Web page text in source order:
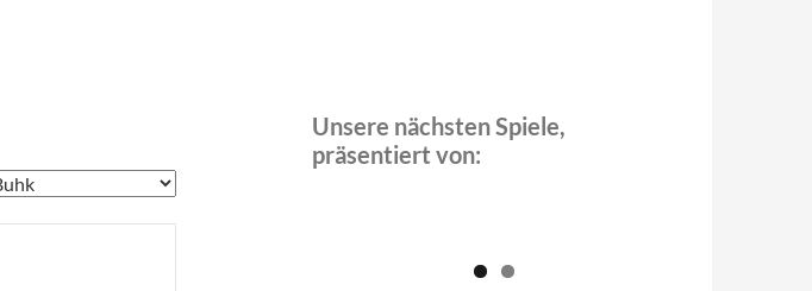
Unsere nächsten Spiele,
präsentiert von: